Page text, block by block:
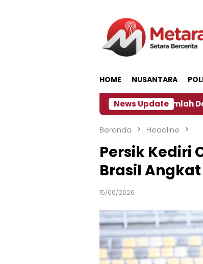
HOME NUSANTARA
News Update
Dampak El Nino, Sejumlah Daerah di
Beranda Headline
Persik Kediri
Brasil
15/06/2026